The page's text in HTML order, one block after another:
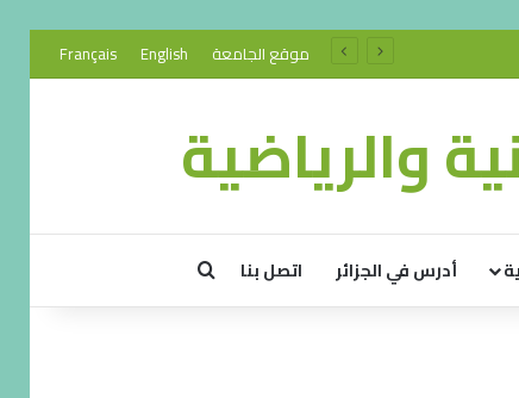
موقع الجامعة English
Français
والرياضية
أدرس في الجزائر اتصل بنا